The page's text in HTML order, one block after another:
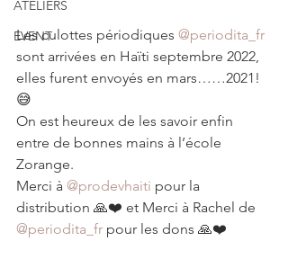
ATELIERS
EVENT
Les culottes périodiques @periodita_fr
sont arrivées en Haïti septembre 2022,
elles furent envoyés en mars……2021!
😅
On est heureux de les savoir enfin
entre de bonnes mains à l’école
Zorange.
Merci à @prodevhaiti pour la
distribution 🙏❤️ et Merci à Rachel de
@periodita_fr pour les dons 🙏❤️